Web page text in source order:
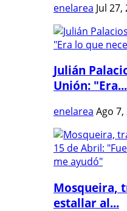
enelarea Jul 27,
Julián
Unión: "Era...
enelarea Ago 7,
Mosqueira,
estallar al...